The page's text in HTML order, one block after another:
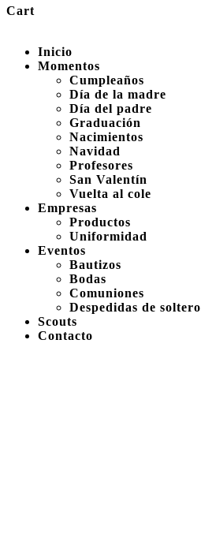
Cart
Inicio
Momentos
Cumpleaños
Día de la madre
Día del padre
Graduación
Nacimientos
Navidad
Profesores
San Valentín
Vuelta al cole
Empresas
Productos
Uniformidad
Eventos
Bautizos
Bodas
Comuniones
Despedidas de soltero
Scouts
Contacto